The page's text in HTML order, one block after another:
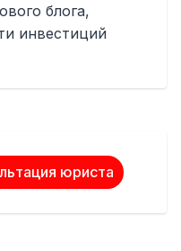
блога,
инвестиций
юриста